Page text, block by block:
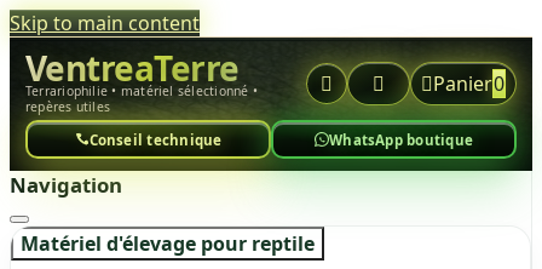
Skip to main content
VentreaTerre
Terrariophilie • matériel sélectionné •
repères utiles
  Panier0
Conseil technique WhatsApp boutique
Navigation
Matériel d'élevage pour reptile